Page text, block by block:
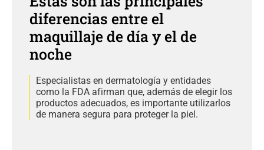
diferencias entre el
maquillaje de día y el de
noche
Especialistas en dermatología y entidades
como la FDA afirman que, además de elegir los
productos adecuados, es importante utilizarlos
de manera segura para proteger la piel.